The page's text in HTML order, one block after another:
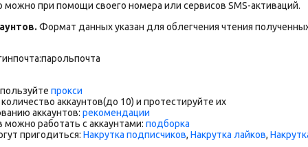
при помощи своего номера или сервисов SMS-активаций.
Формат данных указан для облегчения чтения
прокси
аккаунтов(до 10) и протестируйте их
аккаунтов: рекомендации
работать с аккаунтами: подборка
пригодиться: Накрутка подписчиков, Накрутка лайков,